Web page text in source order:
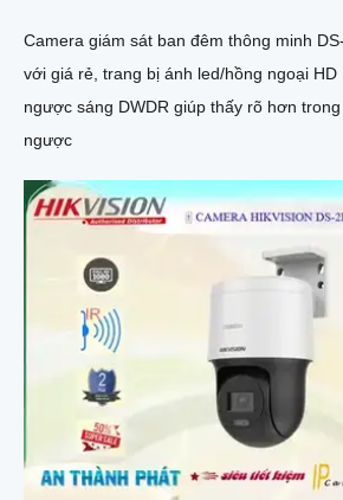
Camera giám sát ban đêm thông minh
với giá rẻ, trang bị ánh led/hồng ngoại HD IP. Chức năng
ngược sáng DWDR giúp thấy rõ hơn
ngược